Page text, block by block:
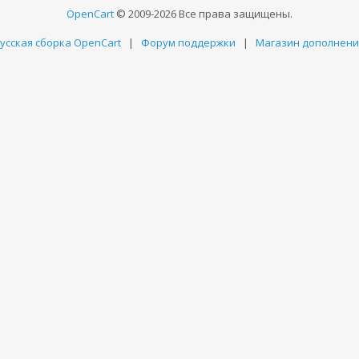
OpenCart © 2009-2026 Все права защищены.
сборка OpenCart | Форум поддержки | Магазин